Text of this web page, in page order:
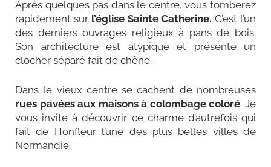
Après quelques pas dans le centre, vous tomberez
rapidement sur l’église Sainte Catherine. C’est l’un
des derniers ouvrages religieux à pans de bois.
Son architecture est atypique et présente un
clocher séparé fait de chêne.
Dans le vieux centre se cachent de nombreuses
rues pavées aux maisons à colombagecoloré. Je
vous invite à découvrir ce charme d’autrefois qui
fait de Honfleur l’une des plus belles villes de
Normandie.